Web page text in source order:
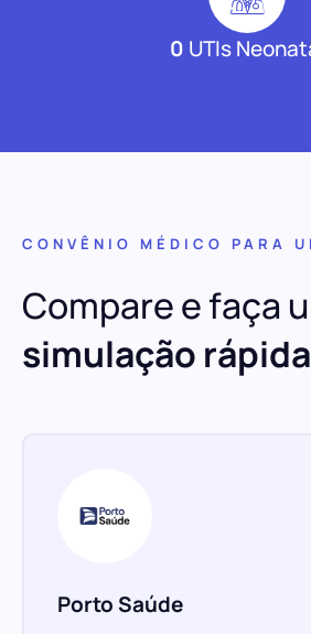
0 UTIs
CONVÊNIO MÉDICO PARA
Compare e faça
simulação rápida
Porto Saúde